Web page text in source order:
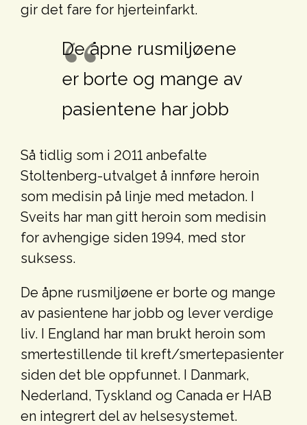
gir det fare for hjerteinfarkt.
De åpne rusmiljøene
er borte og mange av
pasientene har jobb
Så tidlig som i 2011 anbefalte
Stoltenberg-utvalget å innføre heroin
som medisin på linje med metadon. I
Sveits har man gitt heroin som medisin
for avhengige siden 1994, med stor
suksess.
De åpne rusmiljøene er borte og mange
av pasientene har jobb og lever verdige
liv. I England har man brukt heroin som
smertestillende til kreft/smertepasienter
siden det ble oppfunnet. I Danmark,
Nederland, Tyskland og Canada er HAB
en integrert del av helsesystemet.